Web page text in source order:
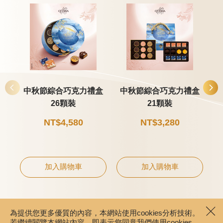
中秋節綜合巧克力禮盒
26顆裝
NT$4,580
加入購物車
中秋節綜合巧克力禮盒
21顆裝
NT$3,280
加入購物車
為提供您更多優質的內容，本網站使用cookies分析技術。